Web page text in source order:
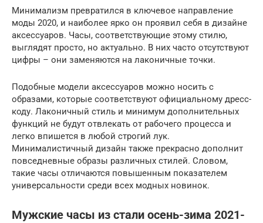
Минимализм превратился в ключевое направление
моды 2020, и наиболее ярко он проявил себя в дизайне
аксессуаров. Часы, соответствующие этому стилю,
выглядят просто, но актуально. В них часто отсутствуют
цифры – они заменяются на лаконичные точки.
Подобные модели аксессуаров можно носить с
образами, которые соответствуют официальному дресс-
коду. Лаконичный стиль и минимум дополнительных
функций не будут отвлекать от рабочего процесса и
легко впишется в любой строгий лук.
Минималистичный дизайн также прекрасно дополнит
повседневные образы различных стилей. Словом,
такие часы отличаются повышенным показателем
универсальности среди всех модных новинок.
Мужские часы из стали осень-зима 2021-